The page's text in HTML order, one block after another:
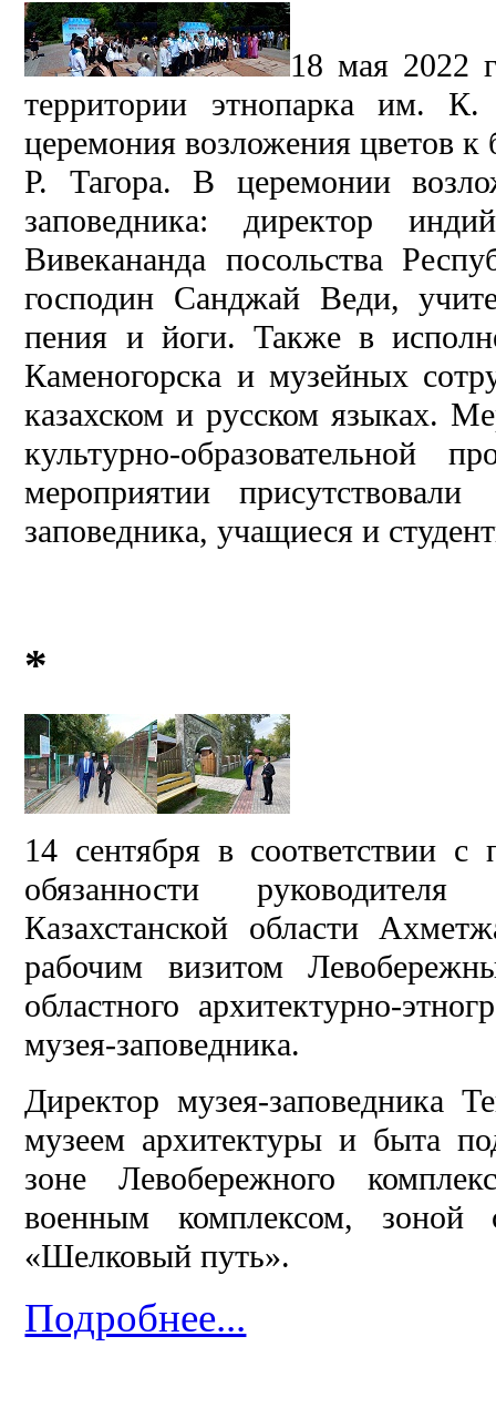
18 мая 2022
территории этнопарка им. К.
церемония возложения цветов к
Р. Тагора. В церемонии
заповедника: директор
Вивекананда посольства
господин Санджай Веди,
пения и йоги. Также в
Каменогорска и музейных
казахском и русском языках.
культурно-
мероприятии
заповедника, учащиеся и
*
14 сентября в соответствии
обязанности
Казахстанской области
рабочим визитом
областного архитектурно-
музея-заповедника.
Директор музея-заповедника
музеем архитектуры и быта
зоне Левобережного
военным комплексом, зоной
«Шелковый путь».
Подробнее...